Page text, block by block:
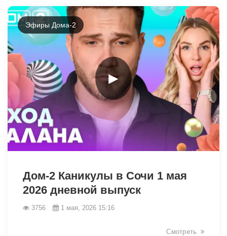
►
Эфиры Дома-2
Дом-2 Каникулы в Сочи 1 мая
2026 дневной выпуск
3756 1 мая, 2026 15:16
Смотреть